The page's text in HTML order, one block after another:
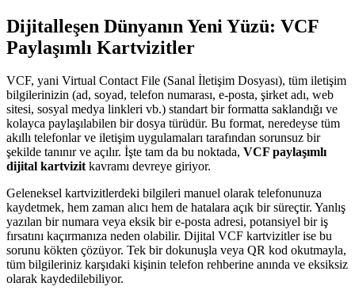
Dijitalleşen Dünyanın Yeni Yüzü: VCF
Paylaşımlı Kartvizitler
VCF, yani Virtual Contact File (Sanal İletişim Dosyası), tüm iletişim
bilgilerinizin (ad, soyad, telefon numarası, e-posta, şirket adı, web
sitesi, sosyal medya linkleri vb.) standart bir formatta saklandığı ve
kolayca paylaşılabilen bir dosya türüdür. Bu format, neredeyse tüm
akıllı telefonlar ve iletişim uygulamaları tarafından sorunsuz bir
şekilde tanınır ve açılır. İşte tam da bu noktada, VCF paylaşımlı
dijital kartvizitkavramı devreye giriyor.
Geleneksel kartvizitlerdeki bilgileri manuel olarak telefonunuza
kaydetmek, hem zaman alıcı hem de hatalara açık bir süreçtir. Yanlış
yazılan bir numara veya eksik bir e-posta adresi, potansiyel bir iş
fırsatını kaçırmanıza neden olabilir. Dijital VCF kartvizitler ise bu
sorunu kökten çözüyor. Tek bir dokunuşla veya QR kod okutmayla,
tüm bilgileriniz karşıdaki kişinin telefon rehberine anında ve eksiksiz
olarak kaydedilebiliyor.